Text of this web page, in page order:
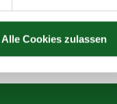
Alle Cookies zulassen
Ars